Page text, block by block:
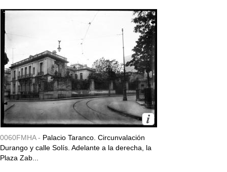
0060FMHA - Palacio Taranco. Circunvalación
Durango y calle Solís. Adelante a la derecha, la
Plaza Zab...